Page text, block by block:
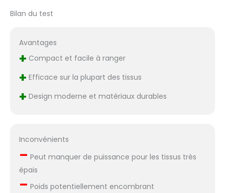
par mètre cube).
pression
Fonction vapeur :
sans aucune goutte
d'eau. Facile à
ranger. Poids net : 11,3
Bilan du test
Avantages
+ Compact et facile à ranger
+ Efficace sur la plupart des tissus
+ Design moderne et matériaux durables
Inconvénients
– Peut manquer de puissance pour les tissus très
épais
– Poids potentiellement encombrant